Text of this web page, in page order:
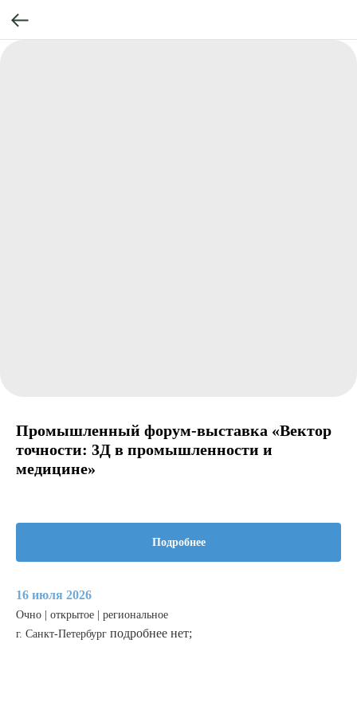
Промышленный форум-выставка «Вектор
точности: 3Д в промышленности и
медицине»
Подробнее
16 июля 2026
Очно | открытое | региональное
г. Санкт-Петербург подробнее нет;